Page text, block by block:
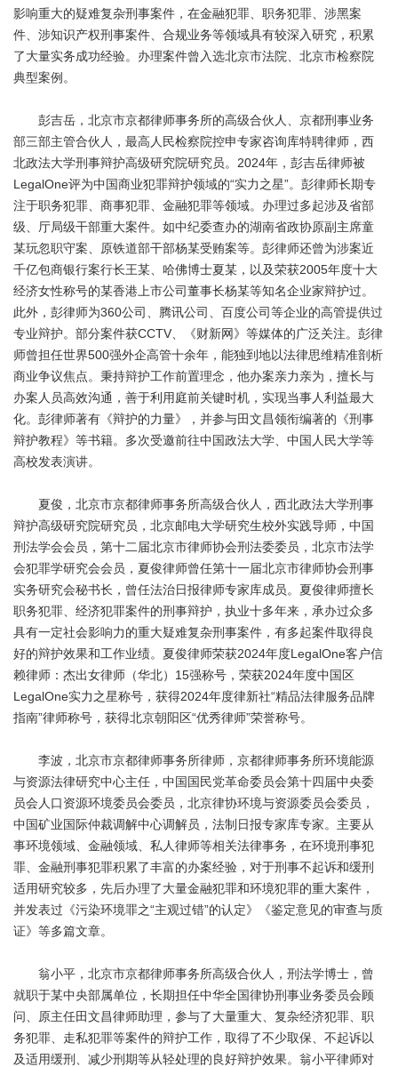
影响重大的疑难复杂刑事案件，在金融犯罪、职务犯罪、涉黑案
件、涉知识产权刑事案件、合规业务等领域具有较深入研究，积累
了大量实务成功经验。办理案件曾入选北京市法院、北京市检察院
典型案例。
彭吉岳，北京市京都律师事务所的高级合伙人、京都刑事业务
部三部主管合伙人，最高人民检察院控申专家咨询库特聘律师，西
北政法大学刑事辩护高级研究院研究员。2024年，彭吉岳律师被
LegalOne评为中国商业犯罪辩护领域的“实力之星”。彭律师长期专
注于职务犯罪、商事犯罪、金融犯罪等领域。办理过多起涉及省部
级、厅局级干部重大案件。如中纪委查办的湖南省政协原副主席童
某玩忽职守案、原铁道部干部杨某受贿案等。彭律师还曾为涉案近
千亿包商银行案行长王某、哈佛博士夏某，以及荣获2005年度十大
经济女性称号的某香港上市公司董事长杨某等知名企业家辩护过。
此外，彭律师为360公司、腾讯公司、百度公司等企业的高管提供过
专业辩护。部分案件获CCTV、《财新网》等媒体的广泛关注。彭律
师曾担任世界500强外企高管十余年，能独到地以法律思维精准剖析
商业争议焦点。秉持辩护工作前置理念，他办案亲力亲为，擅长与
办案人员高效沟通，善于利用庭前关键时机，实现当事人利益最大
化。彭律师著有《辩护的力量》，并参与田文昌领衔编著的《刑事
辩护教程》等书籍。多次受邀前往中国政法大学、中国人民大学等
高校发表演讲。
夏俊，北京市京都律师事务所高级合伙人，西北政法大学刑事
辩护高级研究院研究员，北京邮电大学研究生校外实践导师，中国
刑法学会会员，第十二届北京市律师协会刑法委委员，北京市法学
会犯罪学研究会会员，夏俊律师曾任第十一届北京市律师协会刑事
实务研究会秘书长，曾任法治日报律师专家库成员。夏俊律师擅长
职务犯罪、经济犯罪案件的刑事辩护，执业十多年来，承办过众多
具有一定社会影响力的重大疑难复杂刑事案件，有多起案件取得良
好的辩护效果和工作业绩。夏俊律师荣获2024年度LegalOne客户信
赖律师：杰出女律师（华北）15强称号，荣获2024年度中国区
LegalOne实力之星称号，获得2024年度律新社“精品法律服务品牌
指南”律师称号，获得北京朝阳区“优秀律师”荣誉称号。
李波，北京市京都律师事务所律师，京都律师事务所环境能源
与资源法律研究中心主任，中国国民党革命委员会第十四届中央委
员会人口资源环境委员会委员，北京律协环境与资源委员会委员，
中国矿业国际仲裁调解中心调解员，法制日报专家库专家。主要从
事环境领域、金融领域、私人律师等相关法律事务，在环境刑事犯
罪、金融刑事犯罪积累了丰富的办案经验，对于刑事不起诉和缓刑
适用研究较多，先后办理了大量金融犯罪和环境犯罪的重大案件，
并发表过《污染环境罪之“主观过错”的认定》《鉴定意见的审查与质
证》等多篇文章。
翁小平，北京市京都律师事务所高级合伙人，刑法学博士，曾
就职于某中央部属单位，长期担任中华全国律协刑事业务委员会顾
问、原主任田文昌律师助理，参与了大量重大、复杂经济犯罪、职
务犯罪、走私犯罪等案件的辩护工作，取得了不少取保、不起诉以
及适用缓刑、减少刑期等从轻处理的良好辩护效果。翁小平律师对